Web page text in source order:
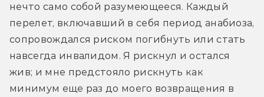
нечто само собой разумеющееся. Каждый
перелет, включавший в себя период анабиоза,
сопровождался риском погибнуть или стать
навсегда инвалидом. Я рискнул и остался
жив; и мне предстояло рискнуть как
минимум еще раз до моего возвращения в